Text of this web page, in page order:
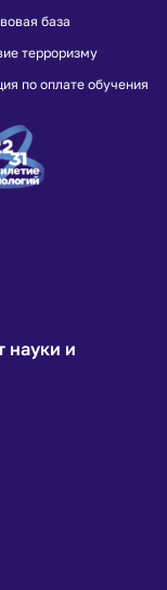
база
терроризму
по оплате обучения
науки и